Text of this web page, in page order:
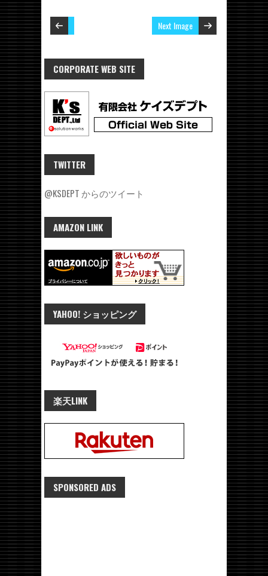
Next Image
CORPORATE WEB SITE
TWITTER
@KSDEPT からのツイート
AMAZON LINK
YAHOO! ショッピング
楽天LINK
SPONSORED ADS